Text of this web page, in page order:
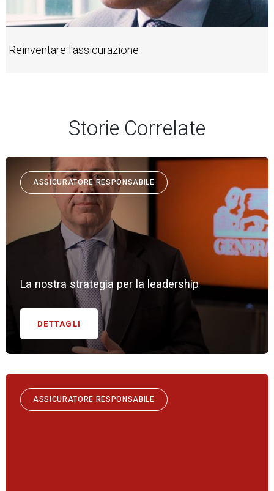
Reinventare l'assicurazione
Storie Correlate
ASSICURATORE RESPONSABILE
La nostra strategia per la leadership
DETTAGLI
ASSICURATORE RESPONSABILE